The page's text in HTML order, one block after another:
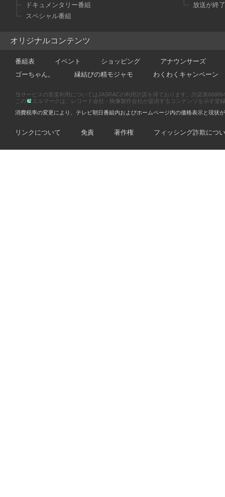
ドキュメンタリー番組
スペシャル番組
放送が終
オリジナルコンテンツ
番組表 イベント ショッピング
アナウンサーズ
ゴーちゃん。
縁結びの精モジャモ わくわくキャンペーン
当サービスの音楽利用についてはJASRACの利用許諾を得ております。許諾第
この
エルマークは、レコード会社・映像製作会社が提供するコンテンツを示す登
消費税率の変更により、テレビ朝日番組内およびホームページ内の価格表示と現状
リンクについて 免責 著作権 フィッシング詐欺につ